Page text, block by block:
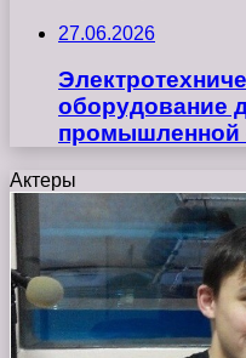
27.06.2026
оборудование
промышленной
Актеры